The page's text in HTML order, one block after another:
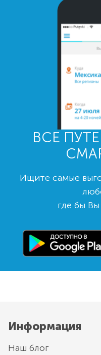
ВСЕ
Ищите самые
где бы
Информация
Наш блог